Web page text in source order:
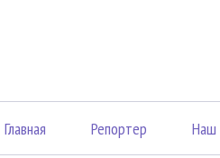
Главная Репортер Наш